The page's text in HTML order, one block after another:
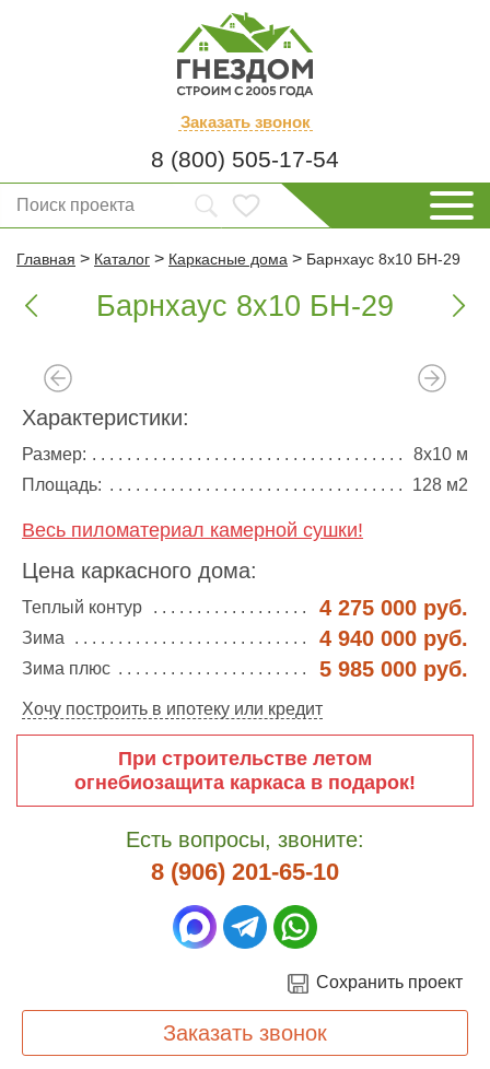
Заказать звонок
8 (800) 505-17-54
Главная > Каталог > Каркасные дома > Барнхаус 8х10 БН-29
 Барнхаус 8х10 БН-29 
Характеристики:
Размер:
8х10 м
Площадь:
128 м2
Весь пиломатериал камерной сушки!
Цена каркасного дома:
Теплый контур 4 275 000 руб.
Зима 4 940 000 руб.
Зима плюс 5 985 000 руб.
Хочу построить в ипотеку или кредит
При строительстве летом
огнебиозащита каркаса в подарок!
Есть вопросы, звоните:
8 (906) 201-65-10
Сохранить проект
Заказать звонок